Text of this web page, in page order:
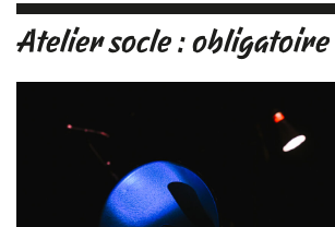
Atelier socle : obligatoire